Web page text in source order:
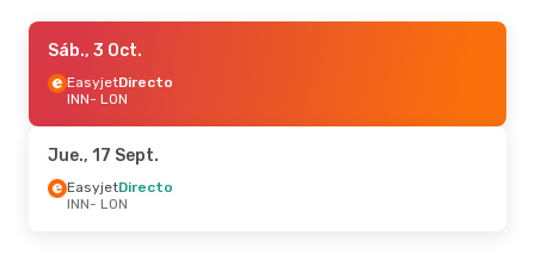
Mié., 23 Sept.
EasyjetDirecto
INN- LON
LON- INN
Mié., 16 Sept.- Vie., 18 Sept.
Sáb., 3 Oct.
EasyjetDirecto
INN- LON
Jue., 17 Sept.
EasyjetDirecto
INN- LON